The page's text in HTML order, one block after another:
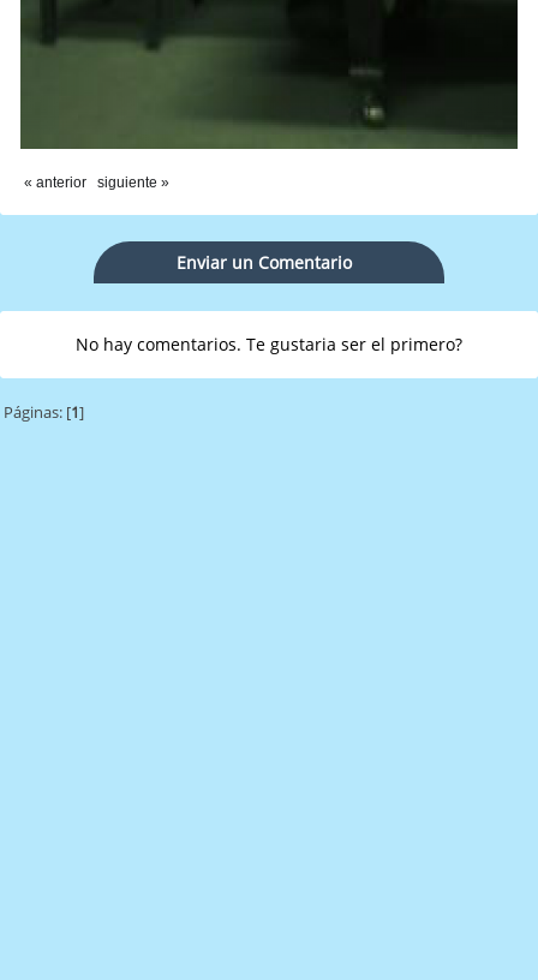
« anterior siguiente »
Enviar un Comentario
No hay comentarios. Te gustaria ser el primero?
Páginas: [1]